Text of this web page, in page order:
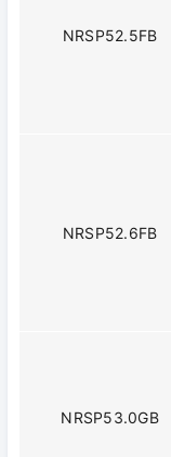
NRSP52.5FB
NRSP52.6FB
NRSP53.0GB